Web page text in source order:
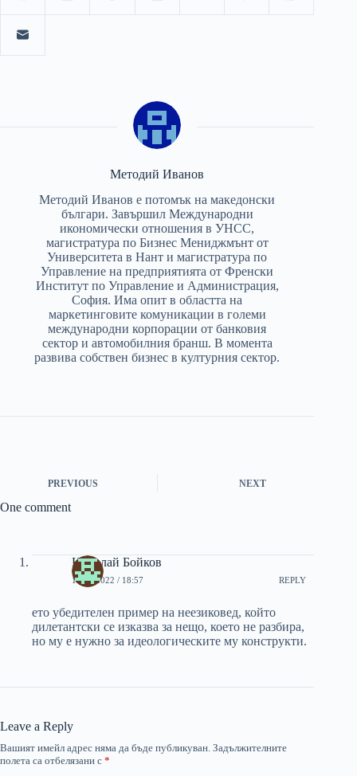
Методий Иванов
Методий Иванов е потомък на македонски
българи. Завършил Международни
икономически отношения в УНСС,
магистратура по Бизнес Мениджмънт от
Университета в Нант и магистратура по
Управление на предприятията от Френски
Институт по Управление и Администрация,
София. Има опит в областта на
маркетинговите комуникации в големи
международни корпорации от банковия
сектор и автомобилния бранш. В момента
развива собствен бизнес в културния сектор.
PREVIOUS NEXT
One comment
Николай Бойков
18/12/2022 / 18:57 REPLY
ето убедителен пример на неезиковед, който
дилетантски се изказва за нещо, което не разбира,
но му е нужно за идеологическите му конструкти.
Leave a Reply
Вашият имейл адрес няма да бъде публикуван. Задължителните
полета са отбелязани с *